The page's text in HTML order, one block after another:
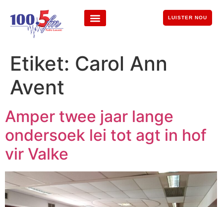
LUISTER NOU
Etiket: Carol Ann
Avent
Amper twee jaar lange
ondersoek lei tot agt in hof
vir Valke